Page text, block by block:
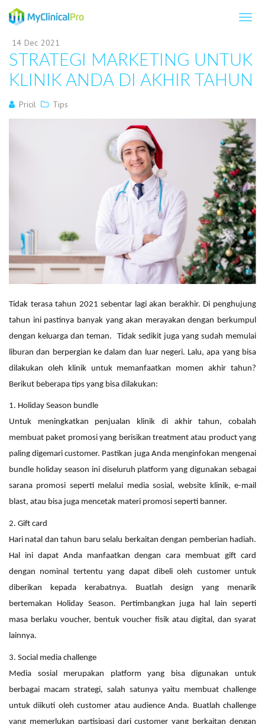
14 Dec 2021
STRATEGI MARKETING UNTUK
KLINIK ANDA DI AKHIR TAHUN
Pricil Tips
Tidak terasa tahun 2021 sebentar lagi akan berakhir. Di penghujung
tahun ini pastinya banyak yang akan merayakan dengan berkumpul
dengan keluarga dan teman. Tidak sedikit juga yang sudah memulai
liburan dan berpergian ke dalam dan luar negeri. Lalu, apa yang bisa
dilakukan oleh klinik untuk memanfaatkan momen akhir tahun?
Berikut beberapa tips yang bisa dilakukan:
1. Holiday Season bundle
Untuk meningkatkan penjualan klinik di akhir tahun, cobalah
membuat paket promosi yang berisikan treatment atau product yang
paling digemari customer. Pastikan juga Anda menginfokan mengenai
bundle holiday season ini diseluruh platform yang digunakan sebagai
sarana promosi seperti melalui media sosial, website klinik, e-mail
blast, atau bisa juga mencetak materi promosi seperti banner.
2. Gift card
Hari natal dan tahun baru selalu berkaitan dengan pemberian hadiah.
Hal ini dapat Anda manfaatkan dengan cara membuat gift card
dengan nominal tertentu yang dapat dibeli oleh customer untuk
diberikan kepada kerabatnya. Buatlah design yang menarik
bertemakan Holiday Season. Pertimbangkan juga hal lain seperti
masa berlaku voucher, bentuk voucher fisik atau digital, dan syarat
lainnya.
3. Social media challenge
Media sosial merupakan platform yang bisa digunakan untuk
berbagai macam strategi, salah satunya yaitu membuat challenge
untuk diikuti oleh customer atau audience Anda. Buatlah challenge
yang memerlukan partisipasi dari customer yang berkaitan dengan